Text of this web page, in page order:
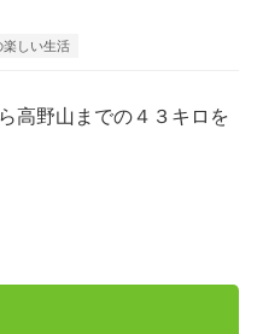
楽しい生活
高野山までの４３キロを